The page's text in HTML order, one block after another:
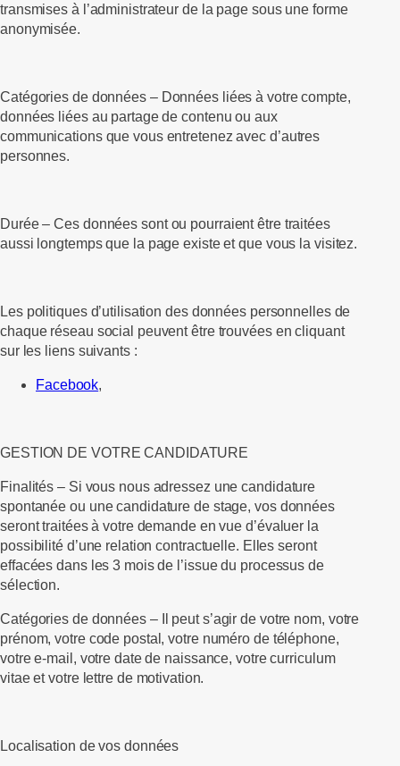
transmises à l’administrateur de la page sous une forme
anonymisée.
Catégories de données –Données liées à votre compte,
données liées au partage de contenu ou aux
communications que vous entretenez avec d’autres
personnes.
Durée – Ces données sont ou pourraient être traitées
aussi longtemps que la page existe et que vous la visitez.
Les politiques d’utilisation des données personnelles de
chaque réseau social peuvent être trouvées en cliquant
sur les liens suivants :
Facebook,
GESTION DE VOTRE CANDIDATURE
Finalités –Si vous nous adressez une candidature
spontanée ou une candidature de stage, vos données
seront traitées à votre demande en vue d’évaluer la
possibilité d’une relation contractuelle. Elles seront
effacées dans les 3 mois de l’issue du processus de
sélection.
Catégories de données –Il peut s’agir de votre nom, votre
prénom, votre code postal, votre numéro de téléphone,
votre e-mail, votre date de naissance, votre curriculum
vitae et votre lettre de motivation.
Localisation de vos données